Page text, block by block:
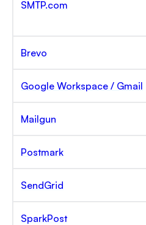
SMTP.com
Brevo
Google Workspace / Gmail
Mailgun
Postmark
SendGrid
SparkPost